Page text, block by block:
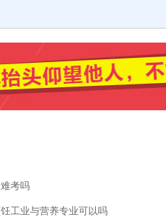
考吗
工业与营养专业可以吗